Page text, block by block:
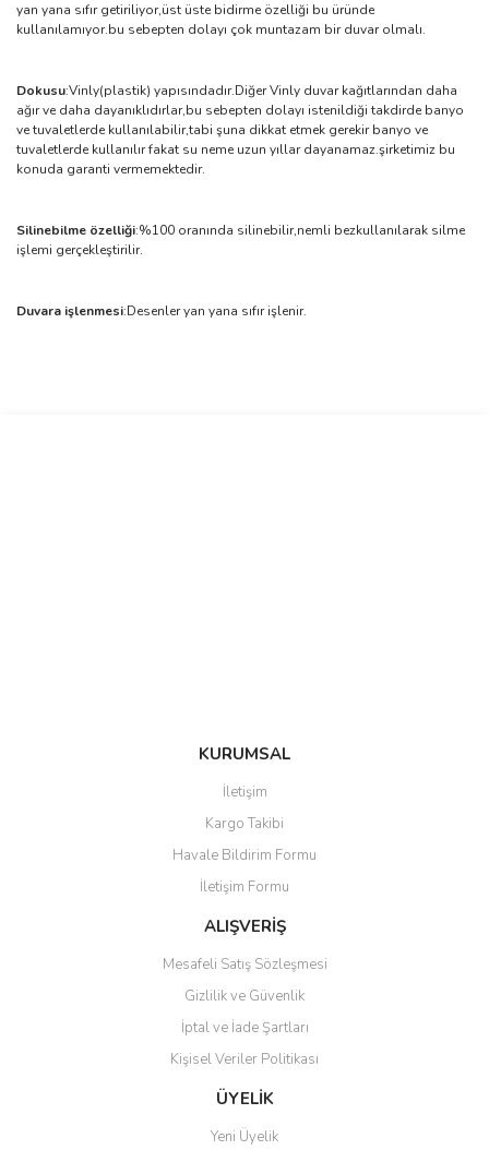
yan yana sıfır getiriliyor,üst üste bidirme özelliği bu üründe
kullanılamıyor.bu sebepten dolayı çok muntazam bir duvar olmalı.
Dokusu:Vinly(plastik) yapısındadır.Diğer Vinly duvar kağıtlarından daha
ağır ve daha dayanıklıdırlar,bu sebepten dolayı istenildiği takdirde banyo
ve tuvaletlerde kullanılabilir,tabi şuna dikkat etmek gerekir banyo ve
tuvaletlerde kullanılır fakat su neme uzun yıllar dayanamaz.şirketimiz bu
konuda garanti vermemektedir.
Silinebilme özelliği:%100 oranında silinebilir,nemli bezkullanılarak silme
işlemi gerçekleştirilir.
Duvara işlenmesi:Desenler yan yana sıfır işlenir.
Gönder
KURUMSAL
İletişim
Kargo Takibi
Havale Bildirim Formu
İletişim Formu
ALIŞVERİŞ
Mesafeli Satış Sözleşmesi
Gizlilik ve Güvenlik
İptal ve İade Şartları
Kişisel Veriler Politikası
ÜYELİK
Yeni Üyelik